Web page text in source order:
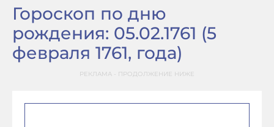
Гороскоп по дню
рождения: 05.02.1761 (5
февраля 1761, года)
РЕКЛАМА - ПРОДОЛЖЕНИЕ НИЖЕ